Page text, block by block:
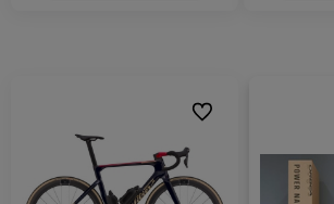
Do ulubionych